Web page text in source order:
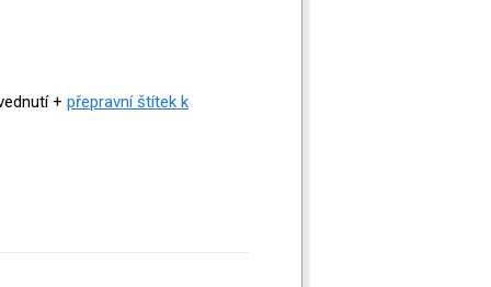
+ přepravní štítek k